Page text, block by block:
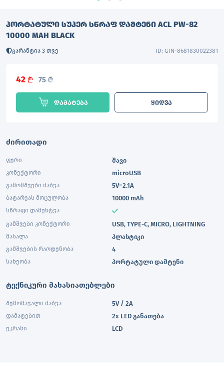
ᲞᲝᲠᲢᲐᲢᲣᲚᲘ ᲡᲣᲞᲔᲠ ᲡᲬᲠᲐᲤ ᲓᲐᲛᲢᲔᲜᲘ ACL PW-82
10000 MAH BLACK
გარანტია 3 თვე ID: GIN-8681830022381
42 L 75L
დამატება ყიდვა
ძირითადი
ფერი შავი
კონექტორი microUSB
გამომშვები ძაბვა 5V=2.1A
ბატარეას მოცულობა 10000 mAh
სწრაფი დამუხტვა
გამშვები კონექტორი
USB, TYPE-C, MICRO, LIGHTNING
მასალა პლასტიკი
გამშვების რაოდენობა 4
სახეობა პორტატული დამტენი
ტექნიკური მახასიათებლები
შემომავალი ძაბვა 5V / 2A
დამატებით 2x LED განათება
ეკრანი LCD